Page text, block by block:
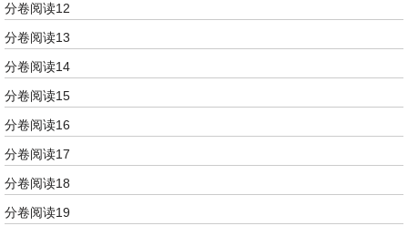
分卷阅读12
分卷阅读13
分卷阅读14
分卷阅读15
分卷阅读16
分卷阅读17
分卷阅读18
分卷阅读19